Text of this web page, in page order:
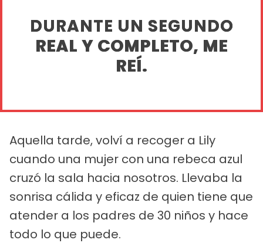
DURANTE UN SEGUNDO
REAL Y COMPLETO, ME
REÍ.
Aquella tarde, volví a recoger a Lily
cuando una mujer con una rebeca azul
cruzó la sala hacia nosotros. Llevaba la
sonrisa cálida y eficaz de quien tiene que
atender a los padres de 30 niños y hace
todo lo que puede.